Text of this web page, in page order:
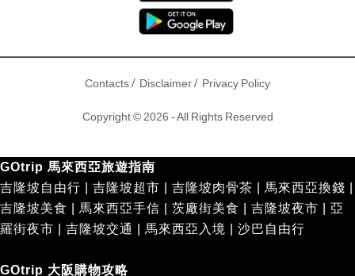
Contacts/ Disclaimer/ Privacy Policy
Copyright © 2026 - All Rights Reserved
GOtrip 馬來西亞旅遊指南
吉隆坡自由行
吉隆坡超市 吉隆坡肉骨茶 馬來西亞換錢
吉隆坡美食
馬來西亞手信 茨廠街美食 吉隆坡夜市
亞
羅街夜市
吉隆坡交通 馬來西亞入境 沙巴自由行
GOtrip 大阪購物攻略